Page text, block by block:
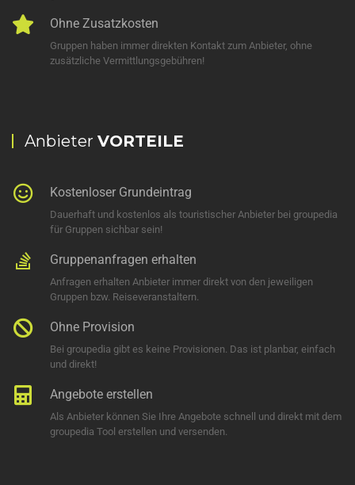
Ohne Zusatzkosten
Gruppen haben immer direkten Kontakt zum Anbieter, ohne
zusätzliche Vermittlungsgebühren!
Anbieter VORTEILE
Kostenloser Grundeintrag
Dauerhaft und kostenlos als touristischer Anbieter bei groupedia
für Gruppen sichbar sein!
Gruppenanfragen erhalten
Anfragen erhalten Anbieter immer direkt von den jeweiligen
Gruppen bzw. Reiseveranstaltern.
Ohne Provision
Bei groupedia gibt es keine Provisionen. Das ist planbar, einfach
und direkt!
Angebote erstellen
Als Anbieter können Sie Ihre Angebote schnell und direkt mit dem
groupedia Tool erstellen und versenden.